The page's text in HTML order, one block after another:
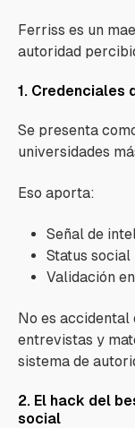
Ferriss es un
autoridad
1. Credenciales
Se presenta
universidades
Eso aporta:
Señal de
Status social
Validación
No es accidental
entrevistas y
sistema de
2. El hack del
social